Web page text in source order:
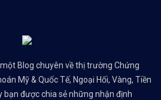
Blog chuyên về thị trường Chứng
Mỹ & Quốc Tế, Ngoại Hối, Vàng, Tiền
bạn được chia sẻ những nhận định